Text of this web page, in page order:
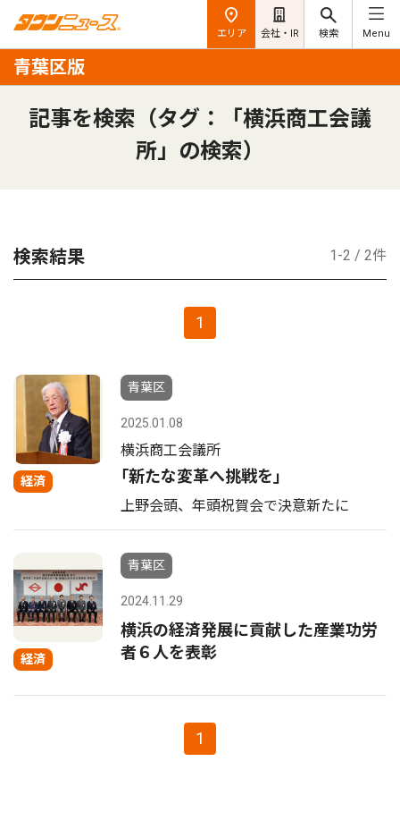
エリア 会社・IR 検索 Menu
青葉区版
記事を検索（タグ：「横浜商工会議
所」の検索）
検索結果 1-2 / 2件
1
経済
青葉区
2025.01.08
横浜商工会議所
｢新たな変革へ挑戦を｣
上野会頭、年頭祝賀会で決意新たに
経済
青葉区
2024.11.29
横浜の経済発展に貢献した産業功労
者６人を表彰
1